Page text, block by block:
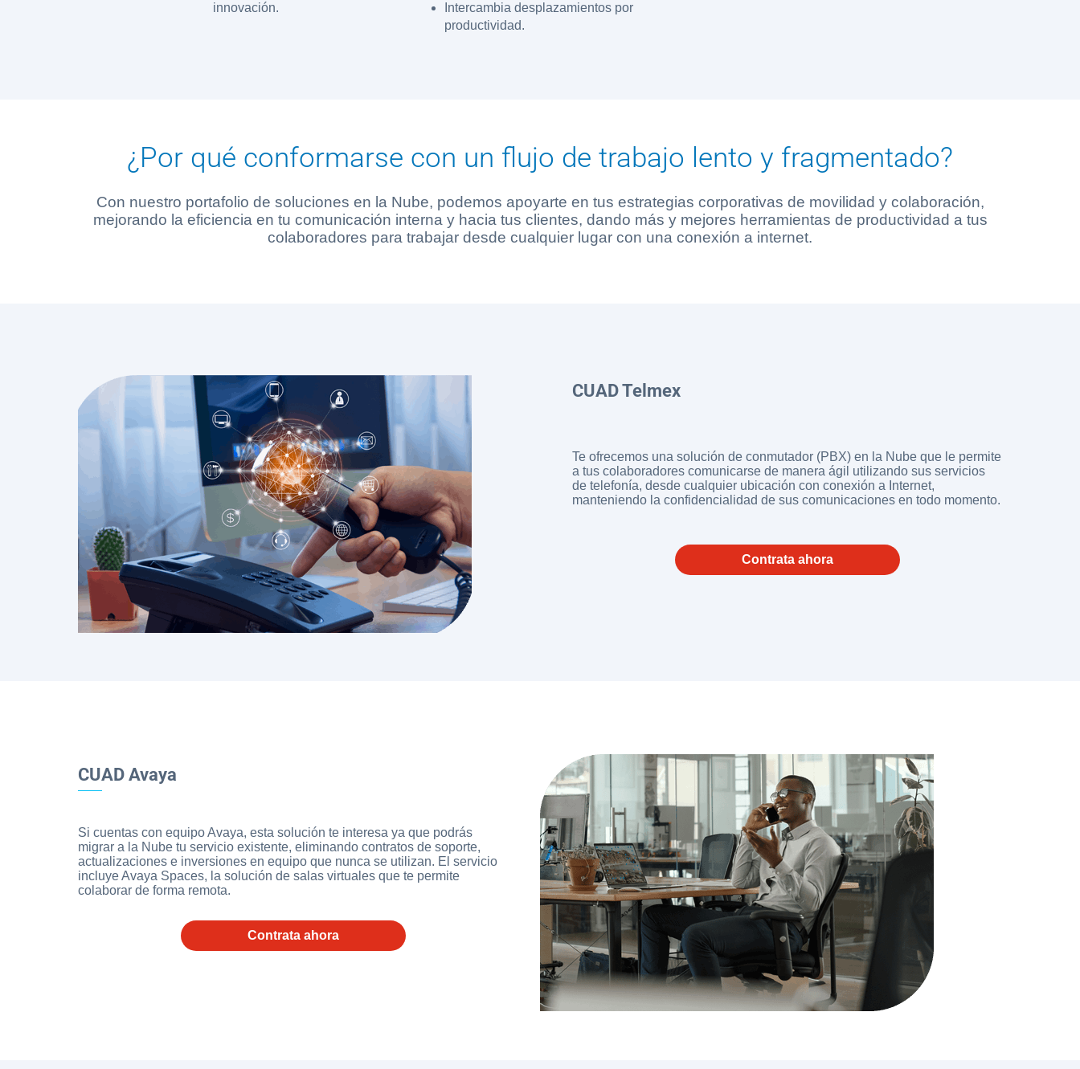
innovación.
Intercambia desplazamientos por
productividad.
¿Por qué conformarse con un flujo de trabajo lento y fragmentado?
Con nuestro portafolio de soluciones en la Nube, podemos apoyarte en tus estrategias corporativas de movilidad y colaboración,
mejorando la eficiencia en tu comunicación interna y hacia tus clientes, dando más y mejores herramientas de productividad a tus
colaboradores para trabajar desde cualquier lugar con una conexión a internet.
CUAD Telmex
Te ofrecemos una solución de conmutador (PBX) en la Nube que le permite
a tus colaboradores comunicarse de manera ágil utilizando sus servicios
de telefonía, desde cualquier ubicación con conexión a Internet,
manteniendo la confidencialidad de sus comunicaciones en todo momento.
Contrata ahora
CUAD Avaya
Si cuentas con equipo Avaya, esta solución te interesa ya que podrás
migrar a la Nube tu servicio existente, eliminando contratos de soporte,
actualizaciones e inversiones en equipo que nunca se utilizan. El servicio
incluye Avaya Spaces, la solución de salas virtuales que te permite
colaborar de forma remota.
Contrata ahora